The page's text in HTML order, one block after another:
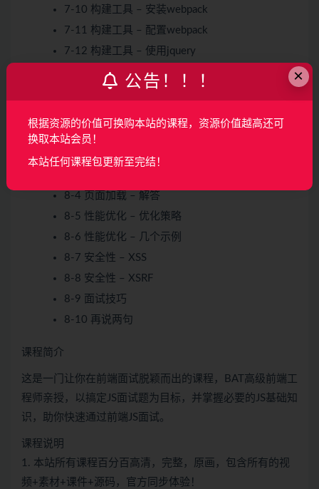
7-10 构建工具 – 安装webpack
7-11 构建工具 – 配置webpack
7-12 构建工具 – 使用jquery
7-13 构建工具 – 压缩JS
7-14 上线回滚 – 上线回滚流程
8-1 介绍
8-2 页面加载 – 渲染过程
8-4 页面加载 – 解答
8-5 性能优化 – 优化策略
8-6 性能优化 – 几个示例
8-7 安全性 – XSS
8-8 安全性 – XSRF
8-9 面试技巧
8-10 再说两句
课程简介
这是一门让你在前端面试脱颖而出的课程，BAT高级前端工
程师亲授，以搞定JS面试题为目标，并掌握必要的JS基础知
识，助你快速通过前端JS面试。
课程说明
1. 本站所有课程百分百高清，完整，原画，包含所有的视
频+素材+课件+源码，官方同步体验！
×
公告！！！
根据资源的价值可换购本站的课程，资源价值越高还可
换取本站会员！
本站任何课程包更新至完结！